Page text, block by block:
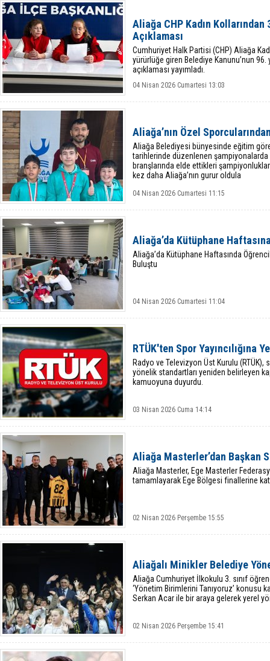
Aliağa CHP Kadın
Açıklaması
Cumhuriyet Halk Partisi (CHP) Aliağa
yürürlüğe giren Belediye Kanunu’nun 96.
açıklaması yayımladı.
04 Nisan 2026 Cumartesi 13:03
Aliağa’nın Özel
Aliağa Belediyesi bünyesinde eğitim
tarihlerinde düzenlenen
branşlarında elde ettikleri
kez daha Aliağa’nın gurur oldula
04 Nisan 2026 Cumartesi 11:15
Aliağa’da Kütüphane
Aliağa’da Kütüphane Haftasında
Buluştu
04 Nisan 2026 Cumartesi 11:04
RTÜK'ten Spor Yayıncılığına
Radyo ve Televizyon Üst Kurulu (RTÜK),
yönelik standartları yeniden belirleyen
kamuoyuna duyurdu.
03 Nisan 2026 Cuma 14:14
Aliağa Masterler’dan Başkan
Aliağa Masterler, Ege Masterler
tamamlayarak Ege Bölgesi finallerine
02 Nisan 2026 Perşembe 15:55
Aliağalı Minikler Belediye
Aliağa Cumhuriyet İlkokulu 3. sınıf
‘Yönetim Birimlerini Tanıyoruz’ konusu
Serkan Acar ile bir araya gelerek yerel
02 Nisan 2026 Perşembe 15:41